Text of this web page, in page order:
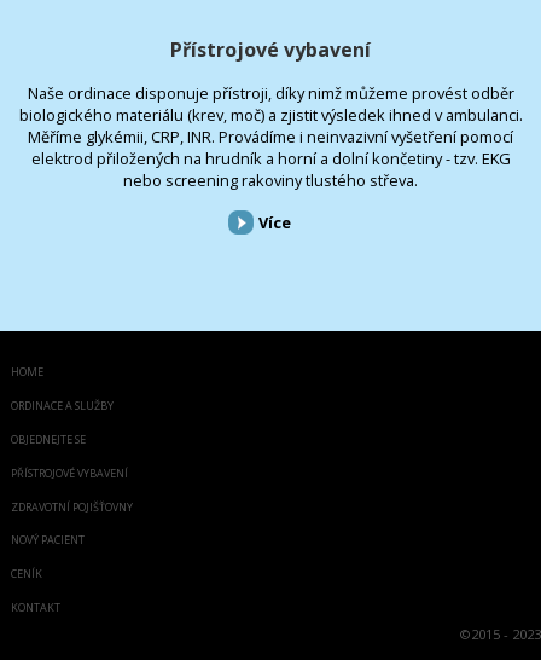
Přístrojové vybavení
Naše ordinace disponuje přístroji, díky nimž můžeme provést odběr
biologického materiálu (krev, moč) a zjistit výsledek ihned v ambulanci.
Měříme glykémii, CRP, INR. Provádíme i neinvazivní vyšetření pomocí
elektrod přiložených na hrudník a horní a dolní končetiny - tzv. EKG
nebo screening rakoviny tlustého střeva.
Více
HOME
ORDINACE A SLUŽBY
OBJEDNEJTE SE
PŘÍSTROJOVÉ VYBAVENÍ
ZDRAVOTNÍ POJIŠŤOVNY
NOVÝ PACIENT
CENÍK
KONTAKT
©2015 - 2023